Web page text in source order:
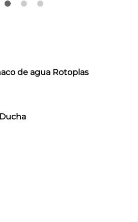
de agua Rotoplas